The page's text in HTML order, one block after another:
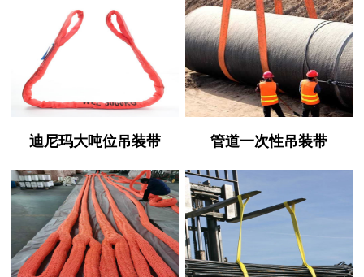
迪尼玛大吨位吊装带 管道一次性吊装带